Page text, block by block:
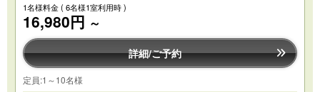
1名様料金( 6名様1室利用時 )
16,980円 ～
詳細/ご予約
定員:1～10名様